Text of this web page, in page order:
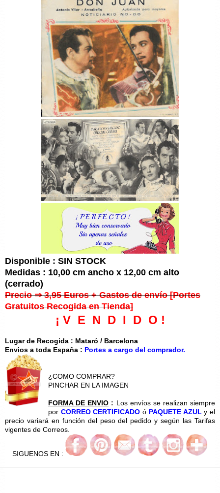
Disponible : SIN STOCK
Medidas : 10,00 cm ancho x 12,00 cm alto
(cerrado)
Precio ⇒ 3,95 Euros + Gastos de envío [Portes
Gratuitos Recogida en Tienda]
¡ V E N D I D O !
Lugar de Recogida : Mataró / Barcelona
Envios a toda España : Portes a cargo del comprador.
¿COMO COMPRAR?
PINCHAR EN LA IMAGEN
FORMA DE ENVIO : Los envíos se realizan siempre
por CORREO CERTIFICADO ó PAQUETE AZUL y el
precio variará en función del peso del pedido y según las Tarifas
vigentes de Correos.
SIGUENOS EN :